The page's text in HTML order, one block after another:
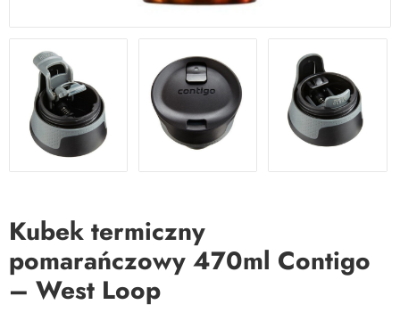
Kubek termiczny
pomarańczowy 470ml Contigo
– West Loop